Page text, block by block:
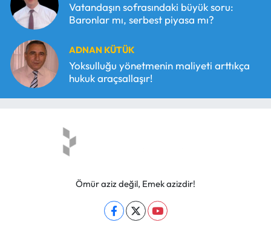
Vatandaşın sofrasındaki büyük soru:
Baronlar mı, serbest piyasa mı?
ADNAN KÜTÜK
Yoksulluğu yönetmenin maliyeti arttıkça
hukuk araçsallaşır!
Ömür aziz değil, Emek azizdir!